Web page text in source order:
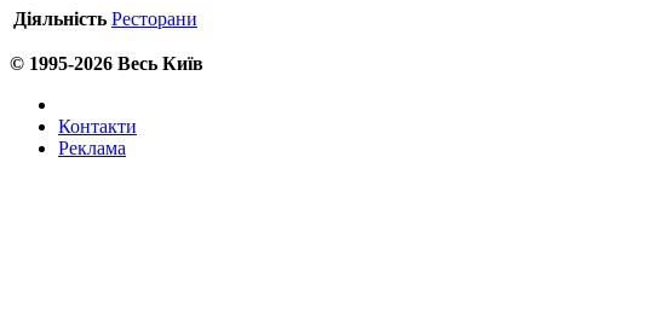
Діяльність Ресторани
© 1995-2026 Весь Київ
Контакти
Реклама